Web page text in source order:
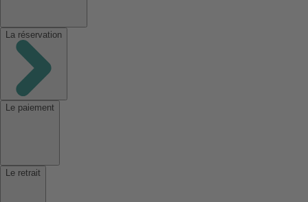
La réservation
Le paiement
Le retrait